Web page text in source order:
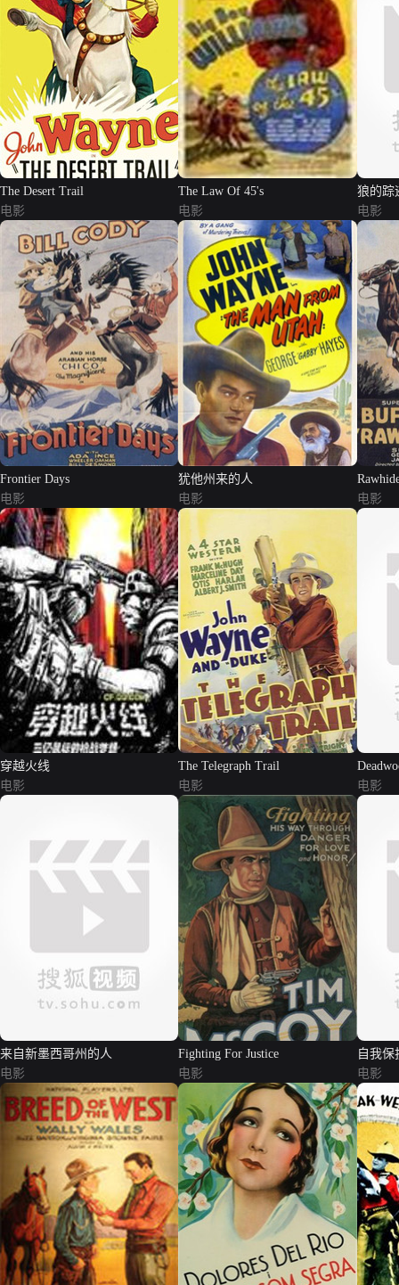
The Desert Trail
电影
The Law Of 45's
电影
狼的踪
电影
Frontier Days
电影
犹他州来的人
电影
电影
穿越火线
电影
The Telegraph Trail
电影
电影
来自新墨西哥州的人
电影
Fighting For Justice
电影
自我保
电影